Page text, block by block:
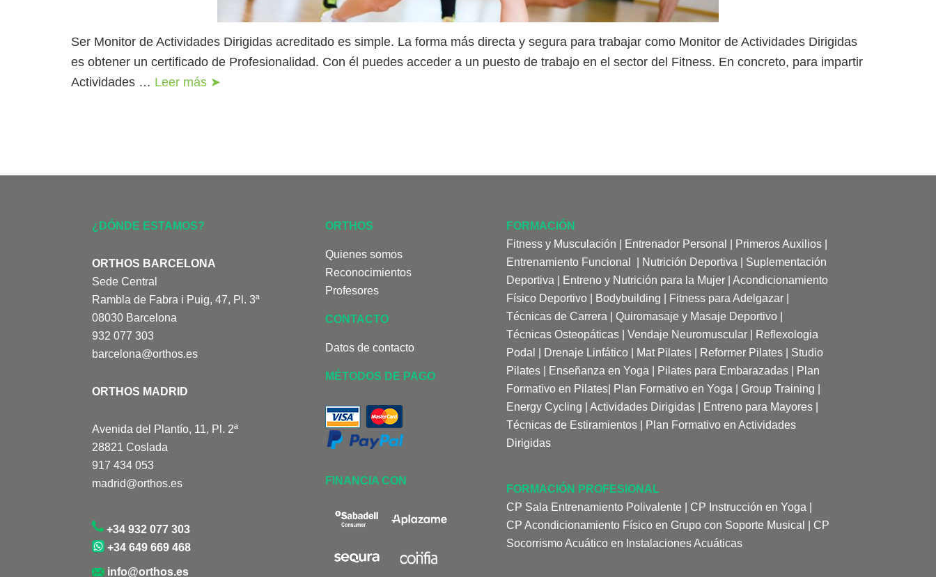
Ser Monitor de Actividades Dirigidas acreditado es simple. La forma más directa y segura para trabajar como Monitor de Actividades Dirigidas
es obtener un certificado de Profesionalidad. Con él puedes acceder a un puesto de trabajo en el sector del Fitness. En concreto, para impartir
Actividades … Leer más ➤
¿DÓNDE ESTAMOS?
ORTHOS BARCELONA
Sede Central
Rambla de Fabra i Puig, 47, Pl. 3ª
08030 Barcelona
932 077 303
barcelona@orthos.es
ORTHOS MADRID
Avenida del Plantío, 11, Pl. 2ª
28821 Coslada
917 434 053
madrid@orthos.es
+34 932 077 303
+34 649 669 468
info@orthos.es
ORTHOS
Quienes somos
Reconocimientos
Profesores
CONTACTO
Datos de contacto
MÉTODOS DE PAGO
FINANCIA CON
FORMACIÓN
Fitness y Musculación
Entrenador Personal Primeros Auxilios
Entrenamiento Funcional
Nutrición Deportiva
Suplementación
Deportiva
Entreno y Nutrición para la Mujer |Acondicionamiento
Físico Deportivo
Bodybuilding Fitness para Adelgazar
Técnicas de Carrera |Quiromasaje y Masaje Deportivo |
Técnicas Osteopáticas |Vendaje Neuromuscular
Reflexologia
Podal
Drenaje Linfático Mat Pilates Reformer Pilates
Studio
Pilates
Enseñanza en Yoga Pilates para Embarazadas
Plan
Formativo en Pilates Plan Formativo en Yoga Group Training
Energy Cycling |Actividades Dirigidas Entreno para Mayores
Técnicas de Estiramientos
Plan Formativo en Actividades
Dirigidas
FORMACIÓN PROFESIONAL
CP Sala Entrenamiento Polivalente
CP Instrucción en Yoga
CP Acondicionamiento Físico en Grupo con Soporte Musical
CP
Socorrismo Acuático en Instalaciones Acuáticas